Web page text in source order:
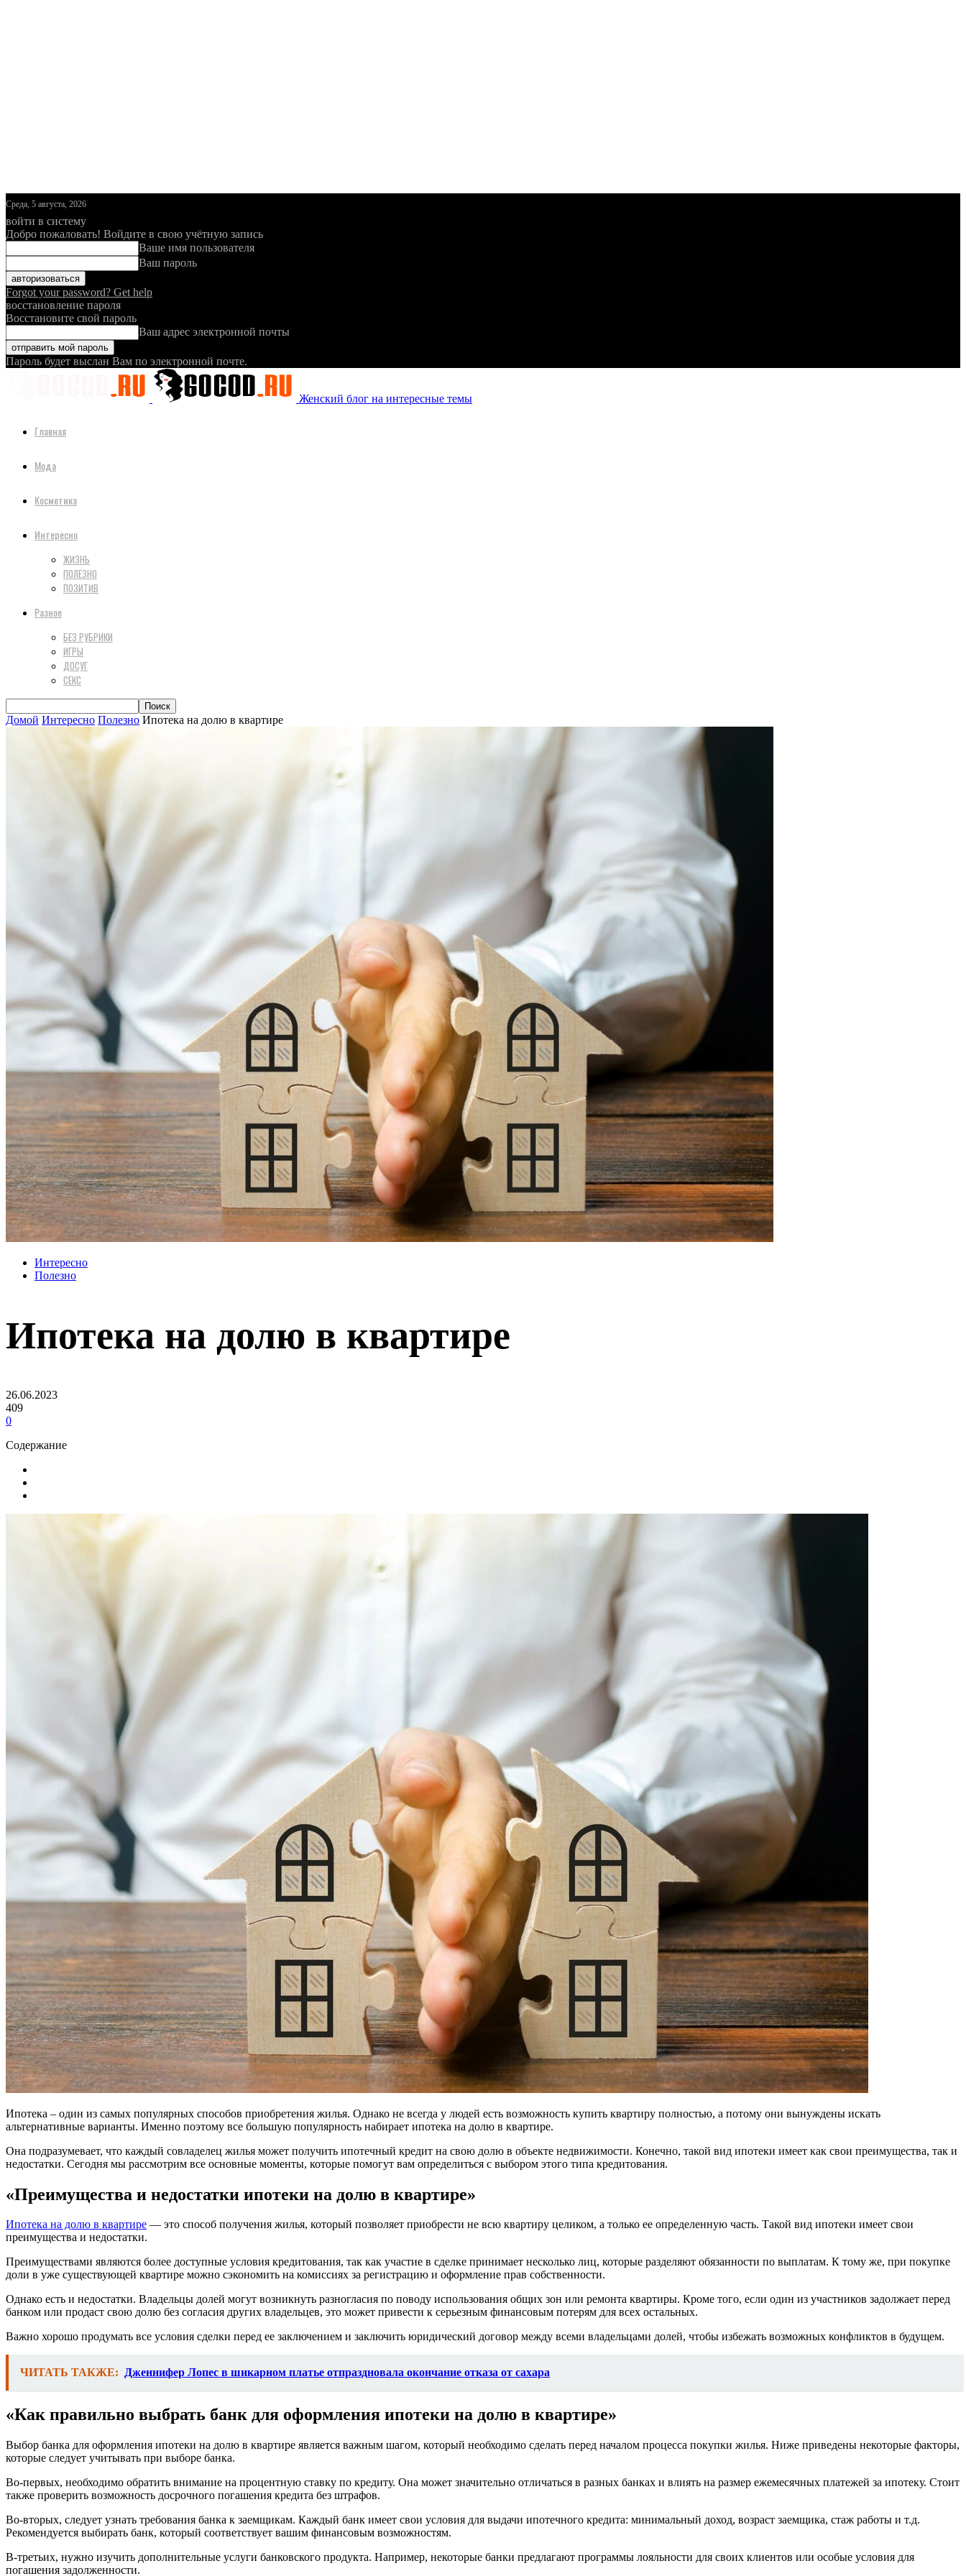
Среда, 5 августа, 2026
войти в систему
Добро пожаловать! Войдите в свою учётную запись
Ваше имя пользователя
Ваш пароль
Forgot your password? Get help
восстановление пароля
Восстановите свой пароль
Ваш адрес электронной почты
Пароль будет выслан Вам по электронной почте.
Женский блог на интересные темы
Главная
Мода
Косметика
Интересно
ЖИЗНЬ
ПОЛЕЗНО
ПОЗИТИВ
Разное
БЕЗ РУБРИКИ
ИГРЫ
ДОСУГ
СЕКС
Домой Интересно Полезно Ипотека на долю в квартире
Интересно
Полезно
Ипотека на долю в квартире
26.06.2023
409
0
Содержание
Ипотека – один из самых популярных способов приобретения жилья. Однако не всегда у людей есть возможность купить квартиру полностью, а потому они вынуждены искать
альтернативные варианты. Именно поэтому все большую популярность набирает ипотека на долю в квартире.
Она подразумевает, что каждый совладелец жилья может получить ипотечный кредит на свою долю в объекте недвижимости. Конечно, такой вид ипотеки имеет как свои преимущества, так и
недостатки. Сегодня мы рассмотрим все основные моменты, которые помогут вам определиться с выбором этого типа кредитования.
«Преимущества и недостатки ипотеки на долю в квартире»
Ипотека на долю в квартире — это способ получения жилья, который позволяет приобрести не всю квартиру целиком, а только ее определенную часть. Такой вид ипотеки имеет свои
преимущества и недостатки.
Преимуществами являются более доступные условия кредитования, так как участие в сделке принимает несколько лиц, которые разделяют обязанности по выплатам. К тому же, при покупке
доли в уже существующей квартире можно сэкономить на комиссиях за регистрацию и оформление прав собственности.
Однако есть и недостатки. Владельцы долей могут возникнуть разногласия по поводу использования общих зон или ремонта квартиры. Кроме того, если один из участников задолжает перед
банком или продаст свою долю без согласия других владельцев, это может привести к серьезным финансовым потерям для всех остальных.
Важно хорошо продумать все условия сделки перед ее заключением и заключить юридический договор между всеми владельцами долей, чтобы избежать возможных конфликтов в будущем.
ЧИТАТЬ ТАКЖЕ: Дженнифер Лопес в шикарном платье отпраздновала окончание отказа от сахара
«Как правильно выбрать банк для оформления ипотеки на долю в квартире»
Выбор банка для оформления ипотеки на долю в квартире является важным шагом, который необходимо сделать перед началом процесса покупки жилья. Ниже приведены некоторые факторы,
которые следует учитывать при выборе банка.
Во-первых, необходимо обратить внимание на процентную ставку по кредиту. Она может значительно отличаться в разных банках и влиять на размер ежемесячных платежей за ипотеку. Стоит
также проверить возможность досрочного погашения кредита без штрафов.
Во-вторых, следует узнать требования банка к заемщикам. Каждый банк имеет свои условия для выдачи ипотечного кредита: минимальный доход, возраст заемщика, стаж работы и т.д.
Рекомендуется выбирать банк, который соответствует вашим финансовым возможностям.
В-третьих, нужно изучить дополнительные услуги банковского продукта. Например, некоторые банки предлагают программы лояльности для своих клиентов или особые условия для
погашения задолженности.